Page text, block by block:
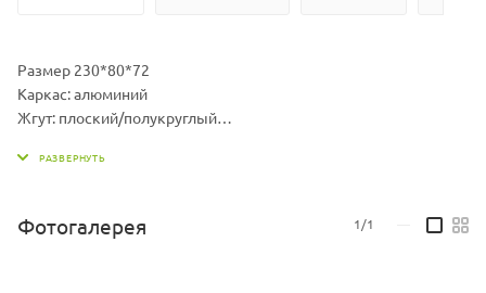
Размер 230*80*72
Каркас: алюминий
Жгут: плоский/полукруглый
Материал подушки: Чехол - ткань мебельная, наполнитель -
Комплект может быть изготовлен в различных жгутах, также
вы можете выбрать другой цвет подушек.
Фотогалерея 1/1